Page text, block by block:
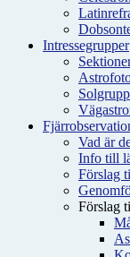
Intressegrupper
Vad är
Info till
Förslag
Förslag